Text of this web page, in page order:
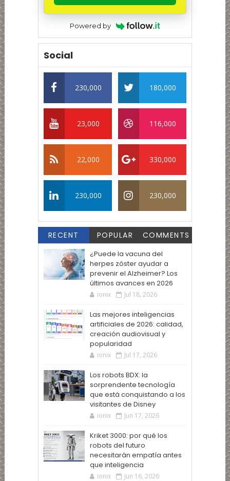
Powered by
Social
230,000 180,000
23,000 116,000
22,000 330,000
230,000 230,000
RECENT POPULAR COMMENTS
¿Puede la vacuna del
herpes zóster ayudar a
prevenir el Alzheimer? Los
últimos avances en 2026
ionix Jul 18, 2026
Las mejores inteligencias
artificiales de 2026: calidad,
creación audiovisual y
popularidad
ionix Jul 17, 2026
Los robots BDX: la
sorprendente tecnología
que está conquistando a los
visitantes de Disney
ionix Jun 17, 2026
Kriket 3000: por qué los
robots del futuro
necesitarán empatía antes
que inteligencia
ionix Jun 16, 2026